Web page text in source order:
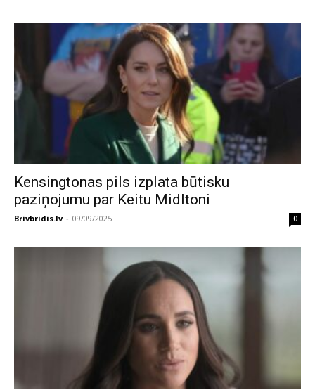
Kensingtonas pils izplata būtisku
paziņojumu par Keitu Midltoni
Brivbridis.lv - 09/09/2025 0